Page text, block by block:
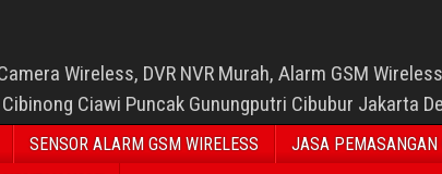
Wireless, DVR NVR Murah, Alarm GSM
Ciawi Puncak Gunungputri Cibubur Jakarta
SENSOR ALARM GSM WIRELESS
JASA PEMASANGAN